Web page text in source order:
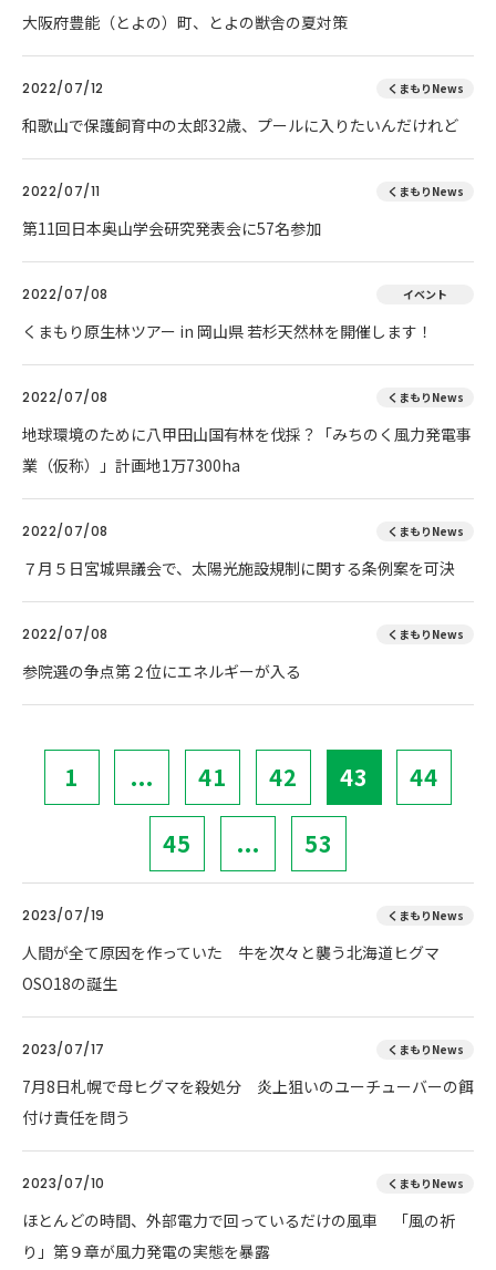
大阪府豊能（とよの）町、とよの獣舎の夏対策
2022/07/12 くまもりNews
和歌山で保護飼育中の太郎32歳、プールに入りたいんだけれど
2022/07/11 くまもりNews
第11回日本奥山学会研究発表会に57名参加
2022/07/08 イベント
くまもり原生林ツアー in 岡山県 若杉天然林を開催します！
2022/07/08 くまもりNews
地球環境のために八甲田山国有林を伐採？「みちのく風力発電事
業（仮称）」計画地1万7300ha
2022/07/08 くまもりNews
７月５日宮城県議会で、太陽光施設規制に関する条例案を可決
2022/07/08 くまもりNews
参院選の争点第２位にエネルギーが入る
1 ... 41 42 43 44
45 ... 53
2023/07/19 くまもりNews
人間が全て原因を作っていた 牛を次々と襲う北海道ヒグマ
OSO18の誕生
2023/07/17 くまもりNews
7月8日札幌で母ヒグマを殺処分 炎上狙いのユーチューバーの餌
付け責任を問う
2023/07/10 くまもりNews
ほとんどの時間、外部電力で回っているだけの風車 「風の祈
り」第９章が風力発電の実態を暴露